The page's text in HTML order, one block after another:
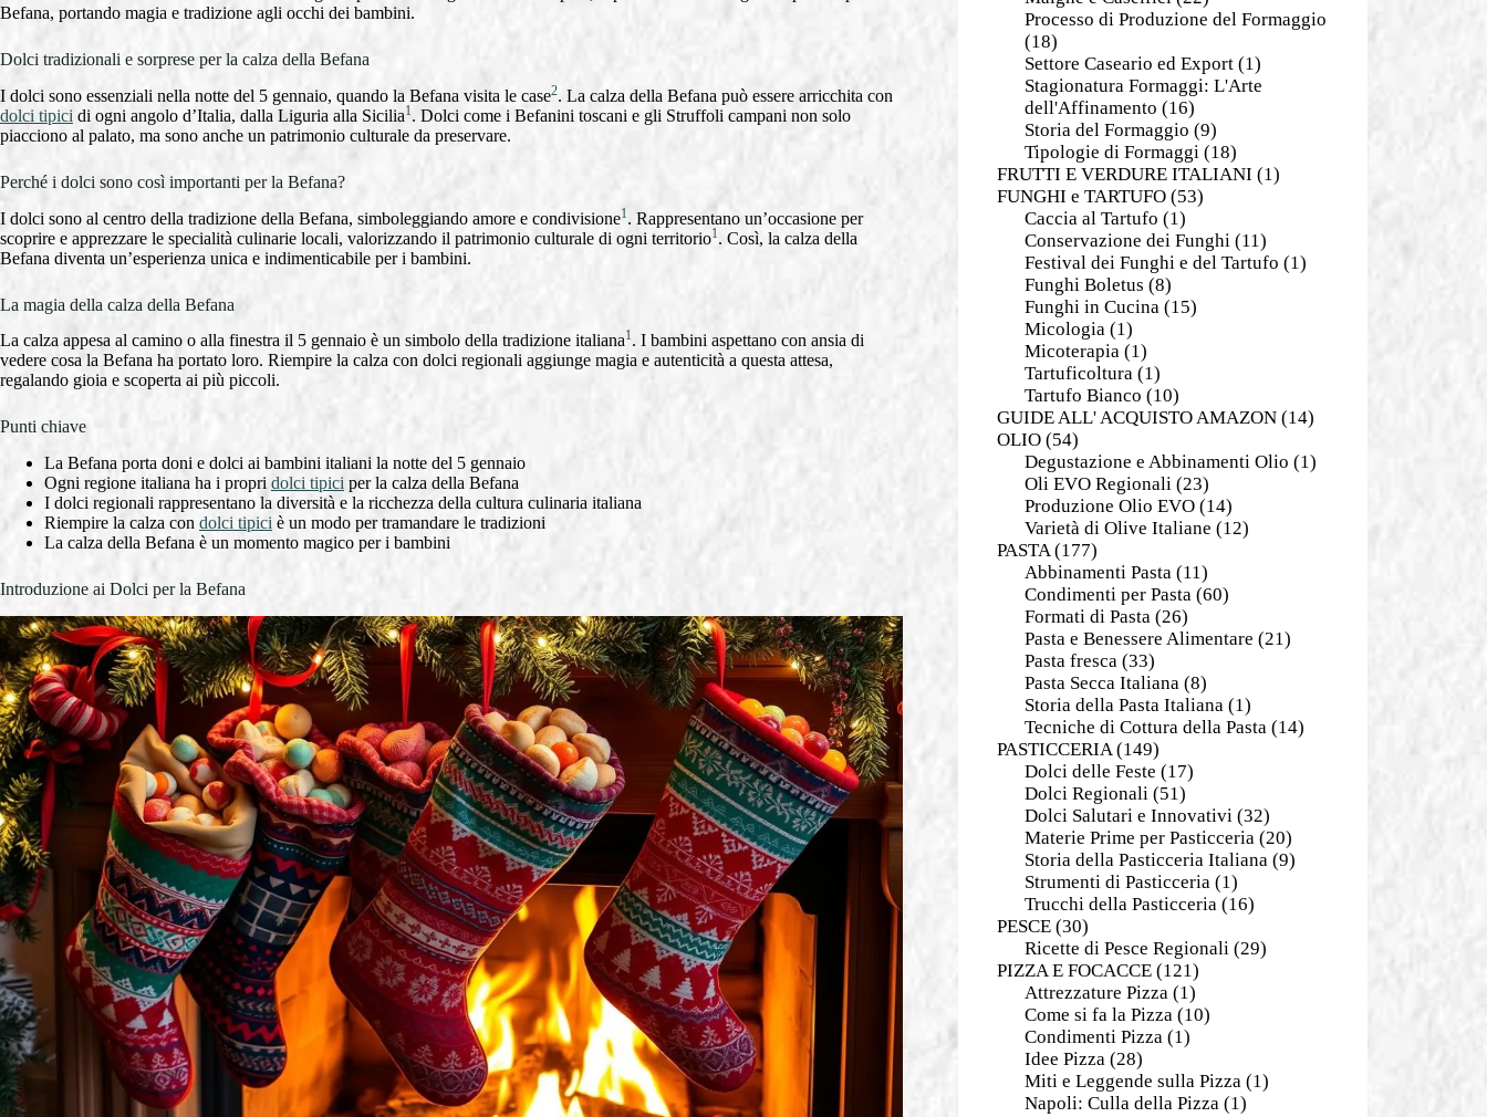
Befana, portando magia e tradizione agli occhi dei bambini.
Dolci tradizionali e sorprese per la calza della Befana
I dolci sono essenziali nella notte del 5 gennaio, quando la Befana visita le case2. La calza della Befana può essere arricchita con
dolci tipici di ogni angolo d’Italia, dalla Liguria alla Sicilia1. Dolci come i Befanini toscani e gli Struffoli campani non solo
piacciono al palato, ma sono anche un patrimonio culturale da preservare.
Perché i dolci sono così importanti per la Befana?
I dolci sono al centro della tradizione della Befana, simboleggiando amore e condivisione1 . Rappresentano un’occasione per
scoprire e apprezzare le specialità culinarie locali, valorizzando il patrimonio culturale di ogni territorio1 . Così, la calza della
Befana diventa un’esperienza unica e indimenticabile per i bambini.
La magia della calza della Befana
La calza appesa al camino o alla finestra il 5 gennaio è un simbolo della tradizione italiana1. I bambini aspettano con ansia di
vedere cosa la Befana ha portato loro. Riempire la calza con dolci regionali aggiunge magia e autenticità a questa attesa,
regalando gioia e scoperta ai più piccoli.
Punti chiave
La Befana porta doni e dolci ai bambini italiani la notte del 5 gennaio
Ogni regione italiana ha i propri dolci tipici per la calza della Befana
I dolci regionali rappresentano la diversità e la ricchezza della cultura culinaria italiana
Riempire la calza con dolci tipici è un modo per tramandare le tradizioni
La calza della Befana è un momento magico per i bambini
Introduzione ai Dolci per la Befana
Processo di Produzione del Formaggio
(18)
Settore Caseario ed Export(1)
Stagionatura Formaggi: L'Arte
dell'Affinamento (16)
Storia del Formaggio (9)
Tipologie di Formaggi (18)
FRUTTI E VERDURE ITALIANI (1)
FUNGHI e TARTUFO(53)
Caccia al Tartufo (1)
Conservazione dei Funghi (11)
Festival dei Funghi e del Tartufo (1)
Funghi Boletus (8)
Funghi in Cucina (15)
Micologia (1)
Micoterapia (1)
Tartuficoltura (1)
Tartufo Bianco (10)
GUIDE ALL' ACQUISTO AMAZON(14)
OLIO(54)
Degustazione e Abbinamenti Olio (1)
Oli EVO Regionali (23)
Produzione Olio EVO(14)
Varietà di Olive Italiane (12)
PASTA(177)
Abbinamenti Pasta (11)
Condimenti per Pasta (60)
Formati di Pasta (26)
Pasta e Benessere Alimentare (21)
Pasta fresca (33)
Pasta Secca Italiana (8)
Storia della Pasta Italiana (1)
Tecniche di Cottura della Pasta (14)
PASTICCERIA(149)
Dolci delle Feste (17)
Dolci Regionali (51)
Dolci Salutari e Innovativi (32)
Materie Prime per Pasticceria (20)
Storia della Pasticceria Italiana (9)
Strumenti di Pasticceria (1)
Trucchi della Pasticceria (16)
PESCE(30)
Ricette di Pesce Regionali (29)
PIZZA E FOCACCE(121)
Attrezzature Pizza (1)
Come si fa la Pizza (10)
Condimenti Pizza (1)
Idee Pizza (28)
Miti e Leggende sulla Pizza (1)
Napoli: Culla della Pizza (1)